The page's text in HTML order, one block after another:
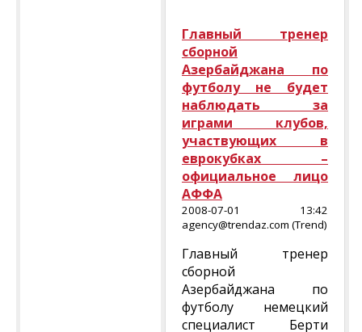
Главный тренер
сборной
Азербайджана по
футболу не будет
наблюдать за
играми клубов,
участвующих в
еврокубках –
официальное лицо
АФФА
2008-07-01 13:42
agency@trendaz.com (Trend)
Главный тренер
сборной
Азербайджана по
футболу немецкий
специалист Берти